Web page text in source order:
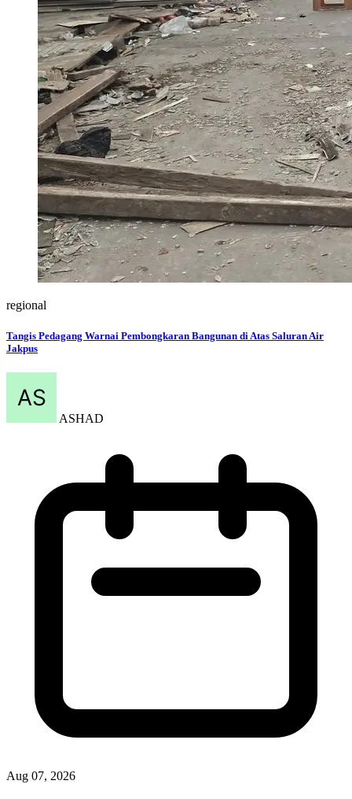
regional
Tangis Pedagang Warnai Pembongkaran Bangunan di Atas Saluran Air
Jakpus
ASHAD
Aug 07, 2026